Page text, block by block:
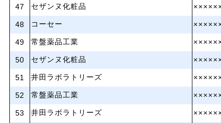
47 セザンヌ化粧品
48 コーセー
49 常盤薬品工業
50 セザンヌ化粧品
51 井田ラボラトリーズ
52 常盤薬品工業
53 井田ラボラトリーズ